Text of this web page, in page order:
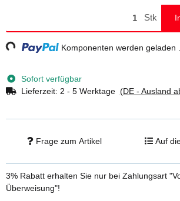
welche für den Innenbereich geeignet sind.
Außenbereich empfohlen wird
Stk
Komponenten werden geladen
Sofort verfügbar
Lieferzeit: 2 - 5 Werktage (DE - Ausland
Frage zum Artikel Auf
3% Rabatt erhalten Sie nur bei Zahlungsart
Überweisung"!